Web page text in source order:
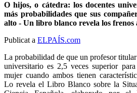
O hijos, o cátedra: los docentes
más probabilidades que sus
alto - Un libro blanco revela los frenos
Publicat a ELPAÍS.com
La probabilidad de que un profesor
universitario es 2,5 veces superior
mujer cuando ambos tienen
Lo revela el Libro Blanco sobre la